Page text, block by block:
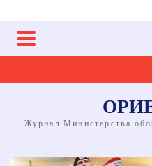
to
content
Журнал Министерства